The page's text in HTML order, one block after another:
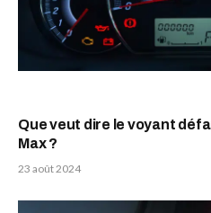
Que veut dire le voyant
Max ?
23 août 2024